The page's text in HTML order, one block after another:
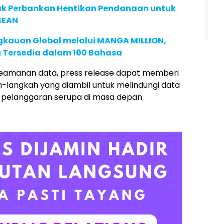
Perbankan Hentikan Pendanaan untuk
Global melalui MANGA MILLION,
dalam 100 Bahasa
data, press release dapat memberi
langkah yang diambil untuk melindungi data
serupa di masa depan.